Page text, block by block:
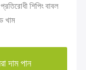
শিপিং বাবল
খাম
দাম পান